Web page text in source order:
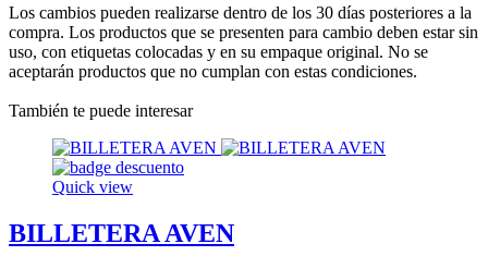
Los cambios pueden realizarse dentro de los 30 días posteriores a la
compra. Los productos que se presenten para cambio deben estar sin
uso, con etiquetas colocadas y en su empaque original. No se
aceptarán productos que no cumplan con estas condiciones.
También te puede interesar
Quick view
BILLETERA AVEN